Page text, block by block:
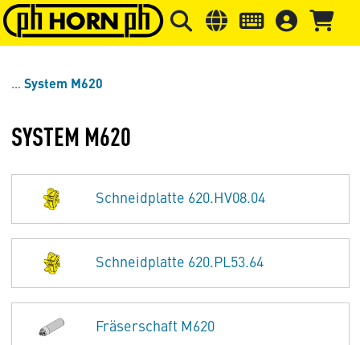
Springe zu Hauptinhalt Springe zum Header Springe
System M620
SYSTEM M620
Schneidplatte 620.HV08.04
Schneidplatte 620.PL53.64
Fräserschaft M620